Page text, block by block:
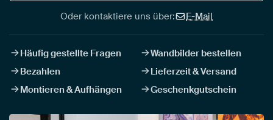
Oder kontaktiere uns über: E-Mail
Häufig gestellte Fragen
Wandbilder bestellen
Bezahlen
Lieferzeit & Versand
Montieren & Aufhängen
Geschenkgutschein